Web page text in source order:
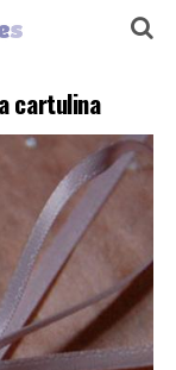
cartulina